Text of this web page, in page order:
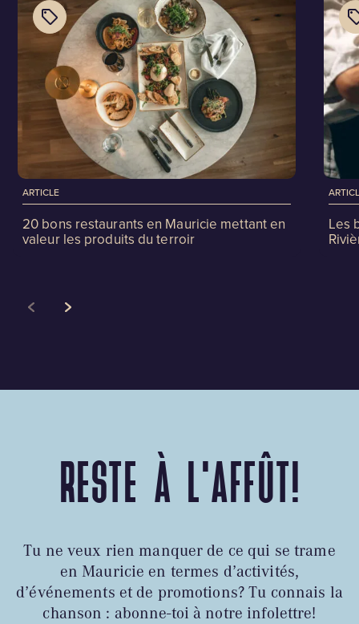
ARTICLE
20 bons restaurants en Mauricie mettant en
valeur les produits du terroir
Les
RESTE À L'AFFÛT!
Tu ne veux rien manquer de ce qui se trame
en Mauricie en termes d’activités,
d’événements et de promotions? Tu connais la
chanson : abonne-toi à notre infolettre!